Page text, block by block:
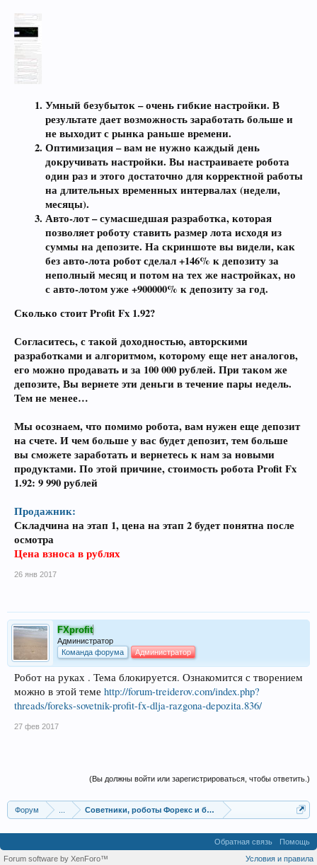
Умный безубыток – очень гибкие настройки. В
результате дает возможность заработать больше и
не выходит с рынка раньше времени.
Оптимизация – вам не нужно каждый день
докручивать настройки. Вы настраиваете робота
один раз и этого достаточно для корректной работы
на длительных временных интервалах (недели,
месяцы).
Авто-лот – сумасшедшая разработка, которая
позволяет роботу ставить размер лота исходя из
суммы на депозите. На скриншоте вы видели, как
без авто-лота робот сделал +146% к депозиту за
неполный месяц и потом на тех же настройках, но
с авто-лотом уже +900000% к депозиту за год.
Сколько стоитProfit Fx 1.92?
Согласитесь, с такой доходностью, авторскими
разработками и алгоритмом, которому еще нет аналогов,
его можно продавать и за 100 000 рублей. При таком же
депозите, Вы вернете эти деньги в течение пары недель.
Тем не менее…
Мы осознаем, что помимо робота, вам нужен еще депозит
на счете. И чем больше у вас будет депозит, тем больше
вы сможете заработать и вернетесь к нам за новыми
продуктами. По этой причине, стоимость роботаProfit Fx
1.92: 9 990 рублей
Продажник:
Складчина на этап 1, цена на этап 2 будет понятна после
осмотра
Цена взноса в рублях
26 янв 2017
FXprofit
Администратор
Команда форума
Администратор
Робот на руках . Тема блокируется. Ознакомится с творением
можно в этой теме http://forum-treiderov.com/index.php?
threads/foreks-sovetnik-profit-fx-dlja-razgona-depozita.836/
27 фев 2017
(Вы должны войти или зарегистрироваться, чтобы ответить.)
Форум Советники, роботы Форекс и бинарных опционов
Обратная связь
Помощь
Условия и правила
Forum software by XenForo™